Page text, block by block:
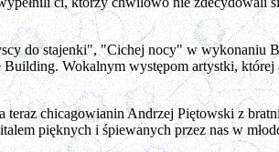
do stajenki", "Cichej nocy" w wykonaniu
Building. Wokalnym występom artystki,
teraz chicagowianin Andrzej Piętowski z
pięknych i śpiewanych przez nas w